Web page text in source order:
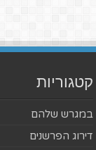
קטגוריות
במגרש שלהם
דירוג הפרשנים